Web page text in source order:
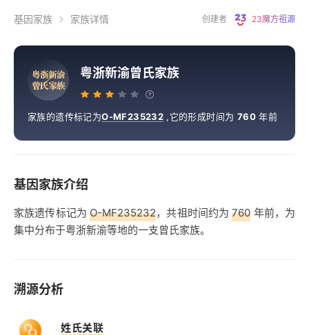
基因家族 家族详情 创建者 23魔方祖源
粤浙新渝
曾氏家族
粤浙新渝曾氏家族
家族的遗传标记为O-MF235232 ,它的形成时间为 760 年前
基因家族介绍
家族遗传标记为O-MF235232，共祖时间约为760 年前，为
集中分布于粤浙新渝等地的一支曾氏家族。
溯源分析
姓氏关联